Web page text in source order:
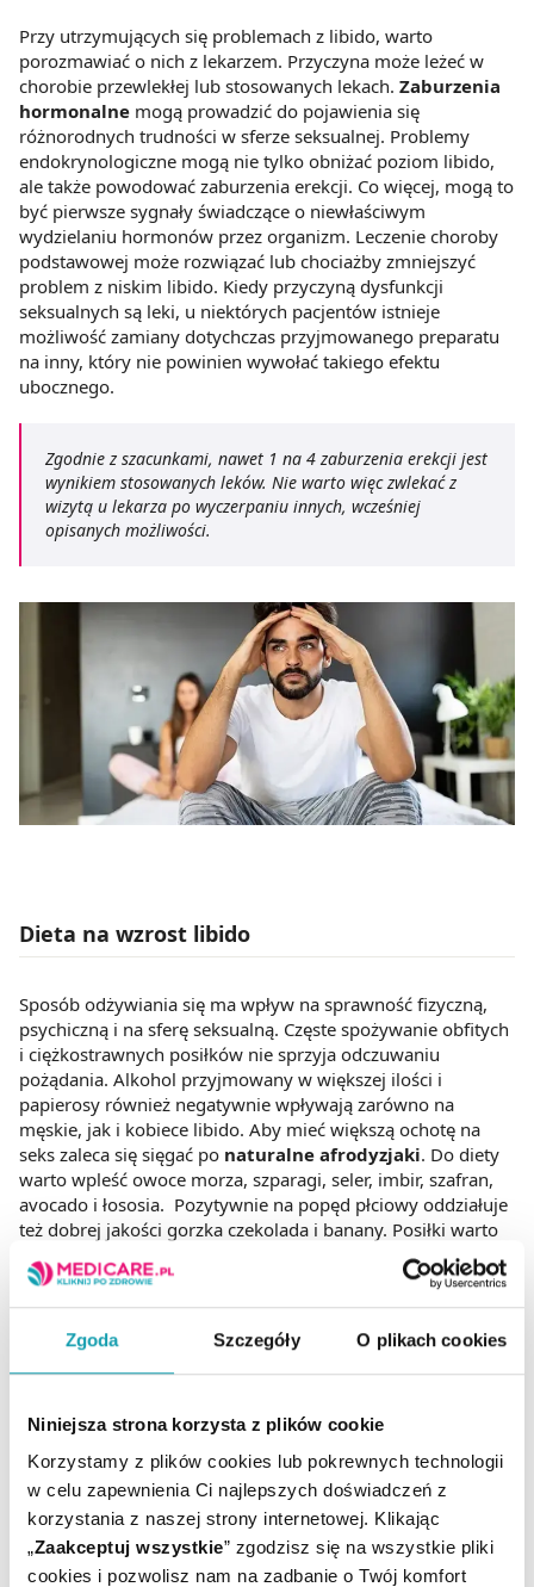
Zgoda Szczegóły O plikach cookies
Niniejsza strona korzysta z plików cookie
Korzystamy z plików cookies lub pokrewnych technologii
w celu zapewnienia Ci najlepszych doświadczeń z
korzystania z naszej strony internetowej. Klikając
„Zaakceptuj wszystkie” zgodzisz się na wszystkie pliki
cookies i pozwolisz nam na zadbanie o Twój komfort
Przy utrzymujących się problemach z libido, warto
porozmawiać o nich z lekarzem. Przyczyna może leżeć w
chorobie przewlekłej lub stosowanych lekach. Zaburzenia
hormonalne mogą prowadzić do pojawienia się
różnorodnych trudności w sferze seksualnej. Problemy
endokrynologiczne mogą nie tylko obniżać poziom libido,
ale także powodować zaburzenia erekcji. Co więcej, mogą to
być pierwsze sygnały świadczące o niewłaściwym
wydzielaniu hormonów przez organizm. Leczenie choroby
podstawowej może rozwiązać lub chociażby zmniejszyć
problem z niskim libido. Kiedy przyczyną dysfunkcji
seksualnych są leki, u niektórych pacjentów istnieje
możliwość zamiany dotychczas przyjmowanego preparatu
na inny, który nie powinien wywołać takiego efektu
ubocznego.
Zgodnie z szacunkami, nawet 1 na 4 zaburzenia erekcji jest
wynikiem stosowanych leków. Nie warto więc zwlekać z
wizytą u lekarza po wyczerpaniu innych, wcześniej
opisanych możliwości.
Dieta na wzrost libido
Sposób odżywiania się ma wpływ na sprawność fizyczną,
psychiczną i na sferę seksualną. Częste spożywanie obfitych
i ciężkostrawnych posiłków nie sprzyja odczuwaniu
pożądania. Alkohol przyjmowany w większej ilości i
papierosy również negatywnie wpływają zarówno na
męskie, jak i kobiece libido. Aby mieć większą ochotę na
seks zaleca się sięgać po naturalne afrodyzjaki. Do diety
warto wpleść owoce morza, szparagi, seler, imbir, szafran,
avocado i łososia. Pozytywnie na popęd płciowy oddziałuje
też dobrej jakości gorzka czekolada i banany. Posiłki warto
uzupełniać o oliwę z oliwek, a jako przekąski spożywać
orzechy.
Zioła na wzrost libido to m.in. liść Damiana, żeń-szeń,
korzeń maca i miłorząb japoński. Wpływają one korzystnie
na hormony, powodując silniejsze uczucie pożądania.
fizyczną. Zdrowy sposób odżywiania się z unikaniem
przejadania się i zażywania tłustych, ciężkostrawnych
posiłków może korzystnie wpłynąć na libido . Warto dodać
do codziennych posiłków naturalne afrodyzjaki, aby
spotęgować ten efekt.